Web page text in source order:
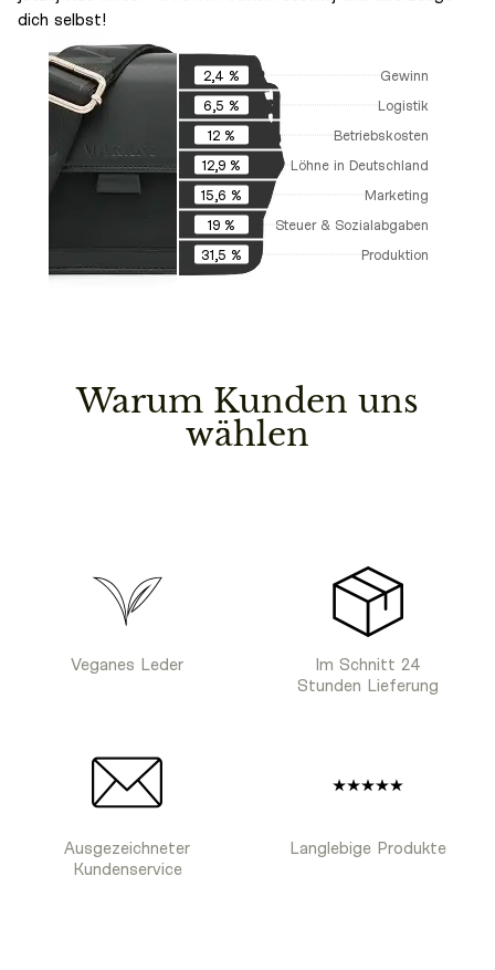
dich selbst!
2,4 %
Gewinn
6,5 %
Logistik
12 %
Betriebskosten
12,9 %
Löhne in Deutschland
15,6 %
Marketing
19 %
Steuer & Sozialabgaben
31,5 %
Produktion
Warum Kunden uns
wählen
Veganes Leder
Im Schnitt 24
Stunden Lieferung
Ausgezeichneter
Kundenservice
Langlebige Produkte